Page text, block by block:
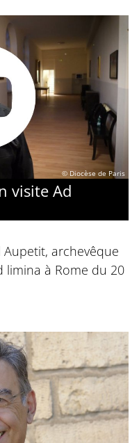
© Diocèse de Paris
visite Ad
archevêque
limina à Rome du 20